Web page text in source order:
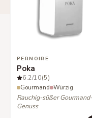
PERNOIRE
Poka
6.2/10(5)
Gourmand Würzig
Rauchig-süßer Gourmand-
Genuss